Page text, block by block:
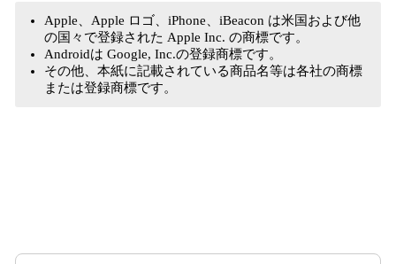
Apple、Apple ロゴ、iPhone、iBeacon は米国および他
の国々で登録された Apple Inc. の商標です。
Androidは Google, Inc.の登録商標です。
その他、本紙に記載されている商品名等は各社の商標
または登録商標です。